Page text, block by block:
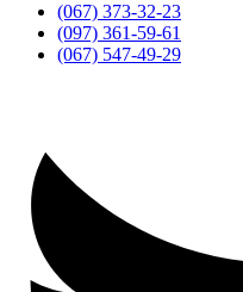
(067) 373-32-23
(097) 361-59-61
(067) 547-49-29